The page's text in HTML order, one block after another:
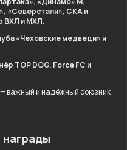
«Северстали», СКА и
ВХЛ и МХЛ.
«Чеховские медведи» и
TOP DOG, Force FC и
важный и надёжный союзник
награды